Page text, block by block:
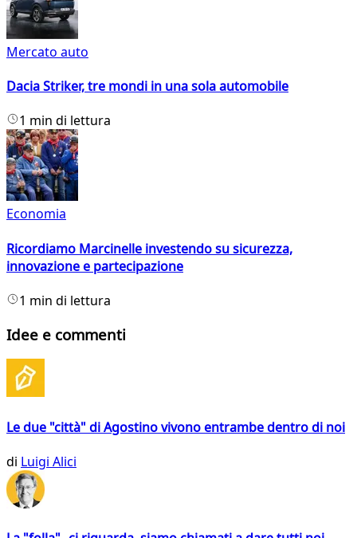
Mercato auto
Dacia Striker, tre mondi in una sola automobile
1 min di lettura
Economia
Ricordiamo Marcinelle investendo su sicurezza,
innovazione e partecipazione
1 min di lettura
Idee e commenti
Le due "città" di Agostino vivono entrambe dentro di noi
di Luigi Alici